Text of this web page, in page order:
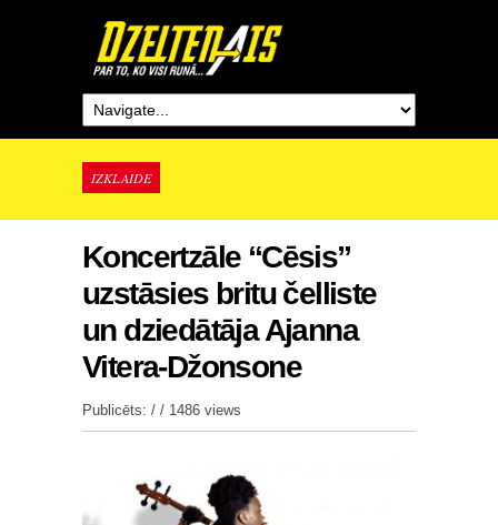
IZKLAIDE
Koncertzāle “Cēsis”
uzstāsies britu čelliste
un dziedātāja Ajanna
Vitera-Džonsone
Publicēts: / / 1486 views